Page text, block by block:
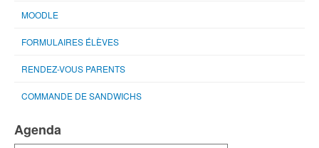
MOODLE
FORMULAIRES ÉLÈVES
RENDEZ-VOUS PARENTS
COMMANDE DE SANDWICHS
Agenda